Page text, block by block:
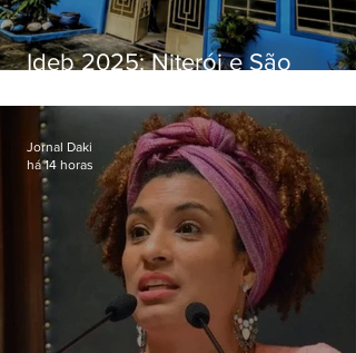
Ideb 2025: Niterói e São
distintos no ensino médio; veja
Jornal Daki
há 14 horas